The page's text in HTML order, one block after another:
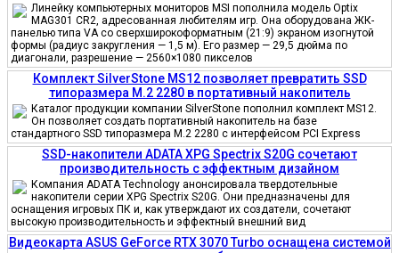
Линейку компьютерных мониторов MSI пополнила модель Optix
MAG301 CR2, адресованная любителям игр. Она оборудована ЖК-
панелью типа VA со сверхширокоформатным (21:9) экраном изогнутой
формы (радиус закругления — 1,5 м). Его размер — 29,5 дюйма по
диагонали, разрешение — 2560×1080 пикселов
Комплект SilverStone MS12 позволяет превратить SSD
типоразмера M.2 2280 в портативный накопитель
Каталог продукции компании SilverStone пополнил комплект MS12.
Он позволяет создать портативный накопитель на базе
стандартного SSD типоразмера M.2 2280 с интерфейсом PCI Express
SSD-накопители ADATA XPG Spectrix S20G сочетают
производительность с эффектным дизайном
Компания ADATA Technology анонсировала твердотельные
накопители серии XPG Spectrix S20G. Они предназначены для
оснащения игровых ПК и, как утверждают их создатели, сочетают
высокую производительность и эффектный внешний вид
Видеокарта ASUS GeForce RTX 3070 Turbo оснащена системой